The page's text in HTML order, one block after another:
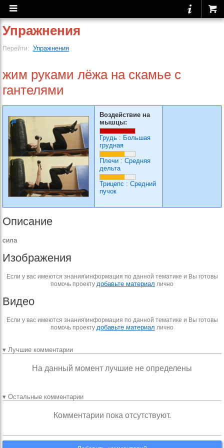
Упражнения
Перейти: Упражнения
жим руками лёжа на скамье с
гантелями
Воздействие на
мышцы:
Грудь : Большая
грудная
Плечи : Средняя
дельта
Трицепс : Средний
пучок
Описание
сила
Изображения
Если у вас имеются знания\информация по данной тематике и Вы готовы
помочь проекту добавьте материал лично
Видео
Если у вас имеются знания\информация по данной тематике и Вы готовы
помочь проекту добавьте материал лично
▾ Лучшие комментарии
На данный момент лучшие не определены
▾ Остальные комментарии
Комментарии пока отсутствуют.